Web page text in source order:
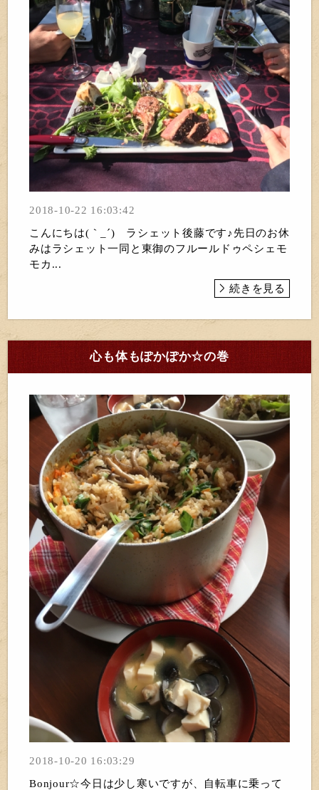
2018-10-22 16:03:42
こんにちは(｀_´)ゞラシェット後藤です♪先日のお休
みはラシェット一同と東御のフルールドゥペシェモ
モカ...
続きを見る
心も体もぽかぽか☆の巻
2018-10-20 16:03:29
Bonjour☆今日は少し寒いですが、自転車に乗って